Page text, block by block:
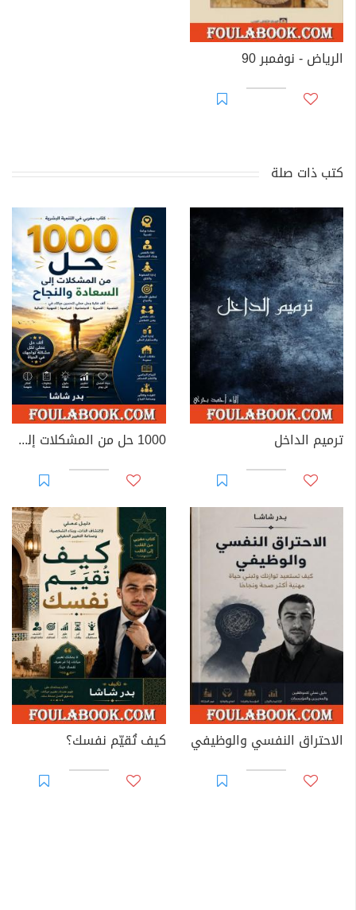
الرياض - نوفمبر 90
كتب ذات صلة
ترميم الداخل 1000 حل من المشكلات إلى السعادة والنجاح
الاحتراق النفسي والوظيفي كيف تُقيّم نفسك؟